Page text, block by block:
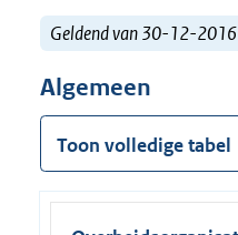
Geldend van 30-12-
Algemeen
Toon volledige tabel